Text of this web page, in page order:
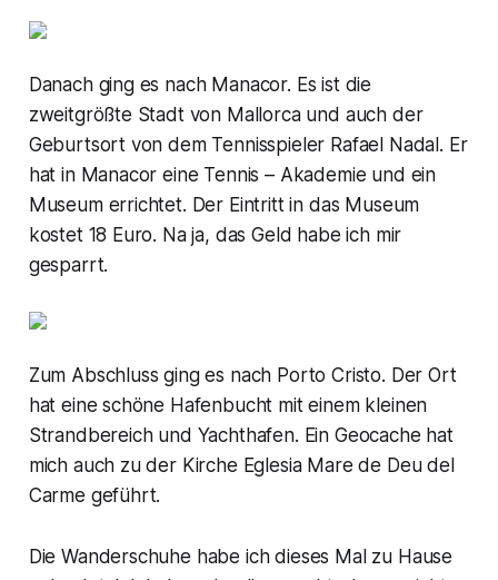
Danach ging es nach Manacor. Es ist die
zweitgrößte Stadt von Mallorca und auch der
Geburtsort von dem Tennisspieler Rafael Nadal. Er
hat in Manacor eine Tennis – Akademie und ein
Museum errichtet. Der Eintritt in das Museum
kostet 18 Euro. Na ja, das Geld habe ich mir
gesparrt.
Zum Abschluss ging es nach Porto Cristo. Der Ort
hat eine schöne Hafenbucht mit einem kleinen
Strandbereich und Yachthafen. Ein Geocache hat
mich auch zu der Kirche Eglesia Mare de Deu del
Carme geführt.
Die Wanderschuhe habe ich dieses Mal zu Hause